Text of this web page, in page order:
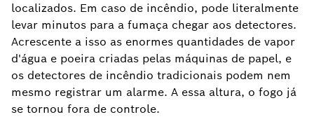
localizados. Em caso de incêndio, pode literalmente
levar minutos para a fumaça chegar aos detectores.
Acrescente a isso as enormes quantidades de vapor
d'água e poeira criadas pelas máquinas de papel, e
os detectores de incêndio tradicionais podem nem
mesmo registrar um alarme. A essa altura, o fogo já
se tornou fora de controle.